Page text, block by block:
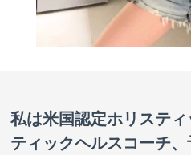
私は米国認定ホリステ
ティックヘルスコーチ